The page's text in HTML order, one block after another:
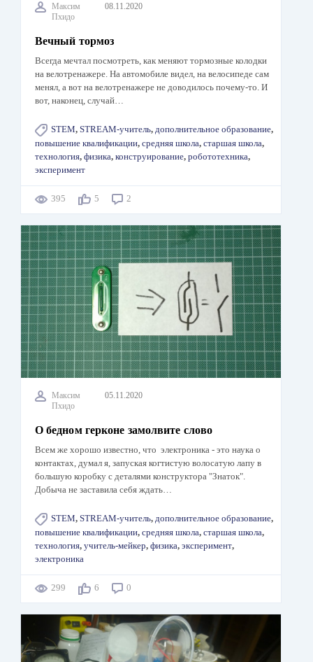
Максим
Пхидо
08.11.2020
Вечный тормоз
Всегда мечтал посмотреть, как меняют тормозные колодки
на велотренажере. На автомобиле видел, на велосипеде сам
менял, а вот на велотренажере не доводилось почему-то. И
вот, наконец, случай…
STEM, STREAM-учитель, дополнительное образование,
повышение квалификации, средняя школа, старшая школа,
технология, физика, конструирование, робототехника,
эксперимент
395 5 2
Максим
Пхидо
05.11.2020
О бедном герконе замолвите слово
Всем же хорошо известно, что электроника - это наука о
контактах, думал я, запуская когтистую волосатую лапу в
большую коробку с деталями конструктора "Знаток".
Добыча не заставила себя ждать…
STEM, STREAM-учитель, дополнительное образование,
повышение квалификации, средняя школа, старшая школа,
технология, учитель-мейкер, физика, эксперимент,
электроника
299 6 0